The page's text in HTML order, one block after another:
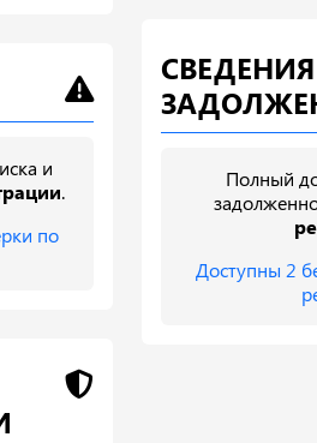
и
.
по
Полный
Доступны 2